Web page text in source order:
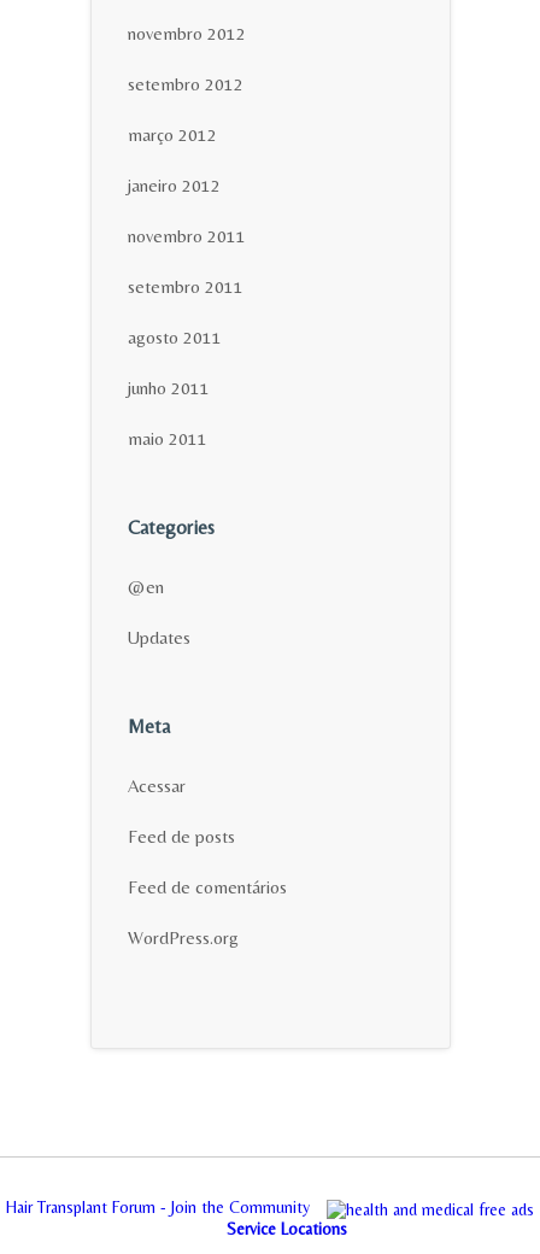
novembro 2012
setembro 2012
março 2012
janeiro 2012
novembro 2011
setembro 2011
agosto 2011
junho 2011
maio 2011
Categories
@en
Updates
Meta
Acessar
Feed de posts
Feed de comentários
WordPress.org
Hair Transplant Forum - Join the Community
Service Locations